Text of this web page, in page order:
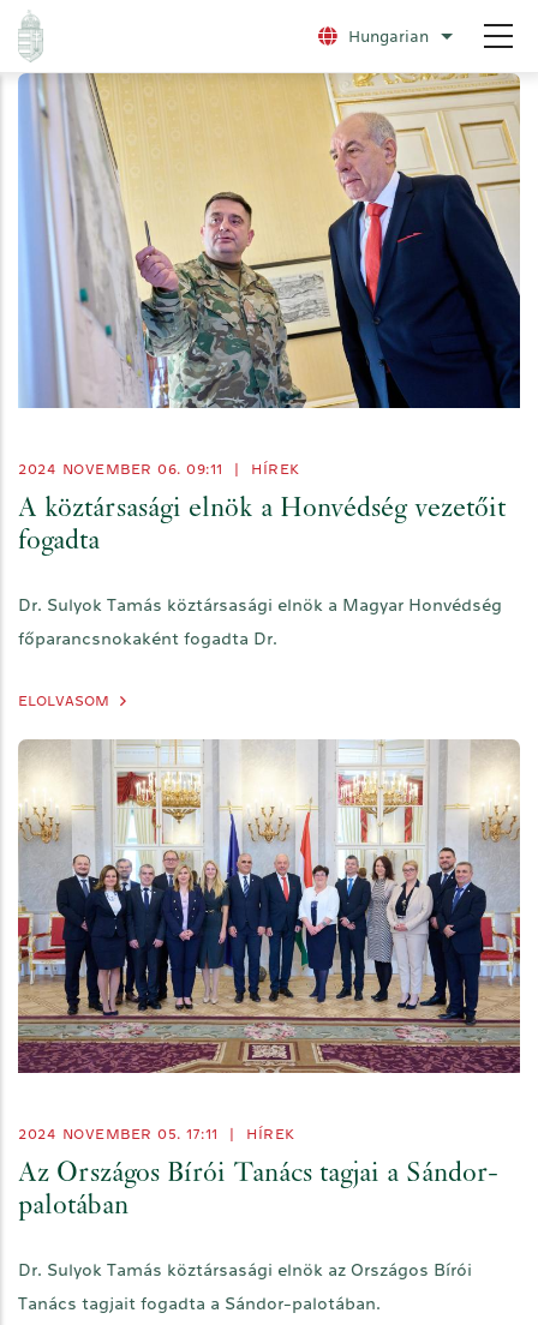
Ugrás
tartalomra
Hungarian További
2024 NOVEMBER 06. 09:11 HÍREK
A köztársasági elnök a Honvédség vezetőit
fogadta
Dr. Sulyok Tamás köztársasági elnök a Magyar Honvédség
főparancsnokaként fogadta Dr.
ELOLVASOM
2024 NOVEMBER 05. 17:11 HÍREK
Az Országos Bírói Tanács tagjai a Sándor-
palotában
Dr. Sulyok Tamás köztársasági elnök az Országos Bírói
Tanács tagjait fogadta a Sándor-palotában.